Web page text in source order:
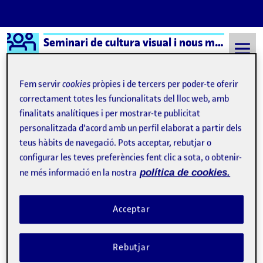
Saltar al contingut
Logo Ágora Seminari de cultura visual i nous mitjans – Aula 1
Semestre 20231 - Aula 1 Convenciones del software
Convenciones del
software
Primeros pinitos en Snap! Borrones
Úrsula Bischofberger Valdes
Hoy por fin he hecho un trabajo que se ha caracterizado por tres
cosas: – Uno, sabía lo que iba haciendo (casi) – Dos, me gustaba
Fem servircookies pròpies i de tercers per poder-te oferir
correctament totes les funcionalitats del lloc web, amb
finalitats analítiques i per mostrar-te publicitat
personalitzada d'acord amb un perfil elaborat a partir dels
teus hàbits de navegació. Pots acceptar, rebutjar o
configurar les teves preferències fent clic a sota, o obtenir-
ne més informació en la nostra política de cookies.
Rebutjar
Acceptar